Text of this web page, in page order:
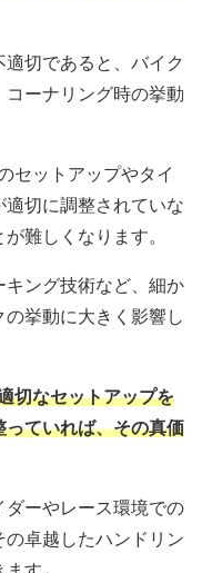
切であると、バイク
ーナリング時の挙動
セットアップやタイ
切に調整されていな
難しくなります。
キング技術など、細か
挙動に大きく影響し
切なセットアップを
ていれば、その真価
ダーやレース環境での
卓越したハンドリン